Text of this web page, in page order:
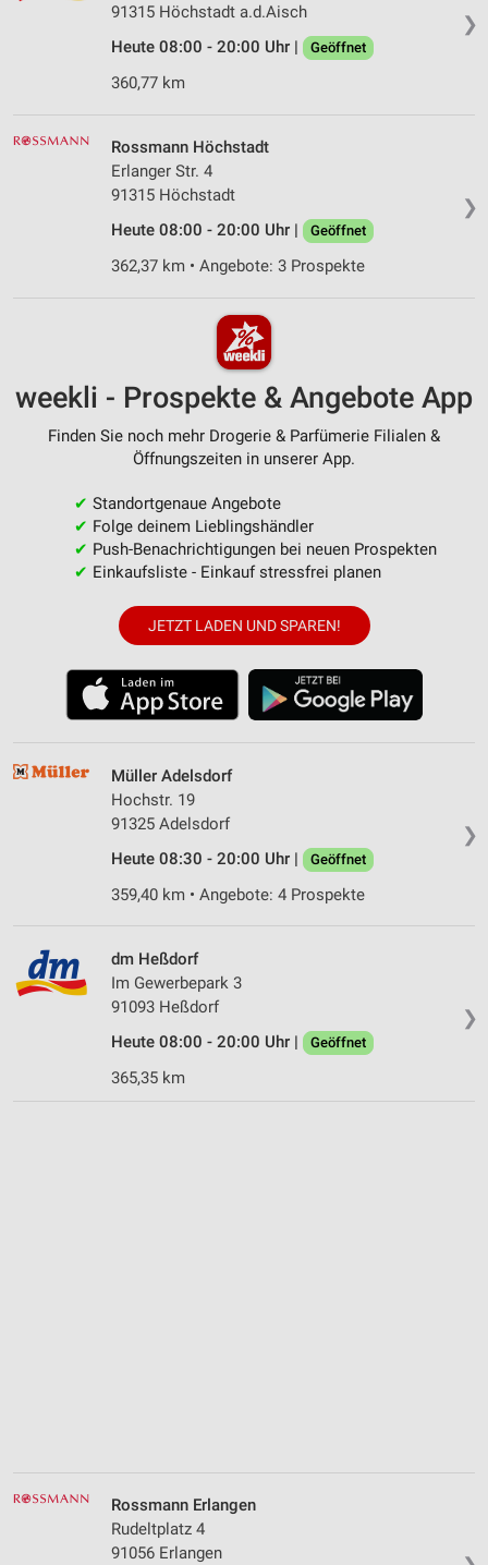
❯
91315 Höchstadt a.d.Aisch
Heute 08:00 - 20:00 Uhr |
Geöffnet
360,77 km
❯
Rossmann Höchstadt
Erlanger Str. 4
91315 Höchstadt
Heute 08:00 - 20:00 Uhr |
Geöffnet
362,37 km • Angebote: 3 Prospekte
weekli - Prospekte & Angebote App
Finden Sie noch mehr Drogerie & Parfümerie Filialen &
Öffnungszeiten in unserer App.
✔ Standortgenaue Angebote
✔ Folge deinem Lieblingshändler
✔ Push-Benachrichtigungen bei neuen Prospekten
✔ Einkaufsliste - Einkauf stressfrei planen
JETZT LADEN UND SPAREN!
❯
Müller Adelsdorf
Hochstr. 19
91325 Adelsdorf
Heute 08:30 - 20:00 Uhr |
Geöffnet
359,40 km • Angebote: 4 Prospekte
❯
dm Heßdorf
Im Gewerbepark 3
91093 Heßdorf
Heute 08:00 - 20:00 Uhr |
Geöffnet
365,35 km
Rossmann Erlangen
Rudeltplatz 4
91056 Erlangen